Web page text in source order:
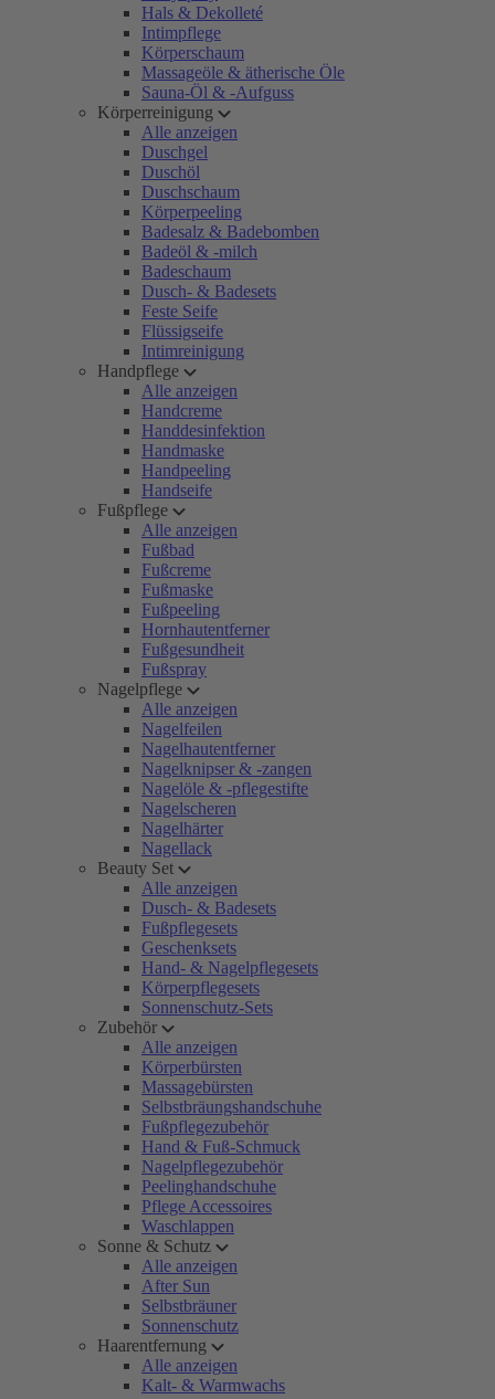
Hals & Dekolleté
Intimpflege
Körperschaum
Massageöle & ätherische Öle
Sauna-Öl & -Aufguss
Körperreinigung
Alle anzeigen
Duschgel
Duschöl
Duschschaum
Körperpeeling
Badesalz & Badebomben
Badeöl & -milch
Badeschaum
Dusch- & Badesets
Feste Seife
Flüssigseife
Intimreinigung
Handpflege
Alle anzeigen
Handcreme
Handdesinfektion
Handmaske
Handpeeling
Handseife
Fußpflege
Alle anzeigen
Fußbad
Fußcreme
Fußmaske
Fußpeeling
Hornhautentferner
Fußgesundheit
Fußspray
Nagelpflege
Alle anzeigen
Nagelfeilen
Nagelhautentferner
Nagelknipser & -zangen
Nagelöle & -pflegestifte
Nagelscheren
Nagelhärter
Nagellack
Beauty Set
Alle anzeigen
Dusch- & Badesets
Fußpflegesets
Geschenksets
Hand- & Nagelpflegesets
Körperpflegesets
Sonnenschutz-Sets
Zubehör
Alle anzeigen
Körperbürsten
Massagebürsten
Selbstbräungshandschuhe
Fußpflegezubehör
Hand & Fuß-Schmuck
Nagelpflegezubehör
Peelinghandschuhe
Pflege Accessoires
Waschlappen
Sonne & Schutz
Alle anzeigen
After Sun
Selbstbräuner
Sonnenschutz
Haarentfernung
Alle anzeigen
Kalt- & Warmwachs